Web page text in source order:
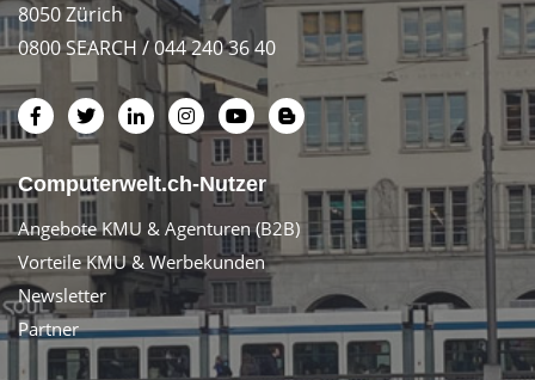
8050 Zürich
0800 SEARCH / 044 240 36 40
Computerwelt.ch-Nutzer
Angebote KMU & Agenturen (B2B)
Vorteile KMU & Werbekunden
Newsletter
Partner